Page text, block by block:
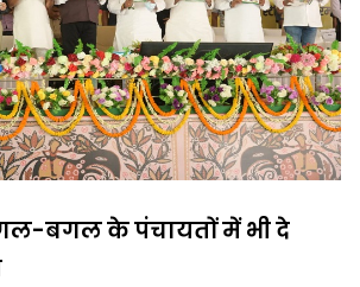
बगल के पंचायतों में भी दे